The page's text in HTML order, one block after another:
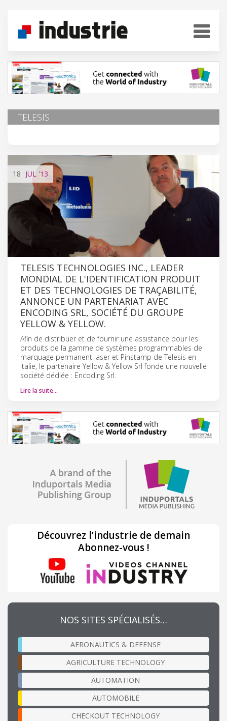
TELESIS
18 JUL '13
TELESIS TECHNOLOGIES INC., LEADER
MONDIAL DE L'IDENTIFICATION PRODUIT
ET DES TECHNOLOGIES DE TRAÇABILITÉ,
ANNONCE UN PARTENARIAT AVEC
ENCODING SRL, SOCIÉTÉ DU GROUPE
YELLOW & YELLOW.
Afin de distribuer et de fournir une assistance pour les
produits de la gamme de systèmes programmables de
marquage permanent laser et Pinstamp de Telesis en
Italie, le partenaire Yellow & Yellow Srl fonde une nouvelle
société dédiée : Encoding Srl.
Lire la suite…
Découvrez l’industrie de demain
Abonnez-vous !
NOS SITES SPÉCIALISÉS…
AERONAUTICS & DEFENSE
AGRICULTURE TECHNOLOGY
AUTOMATION
AUTOMOBILE
CHECKOUT TECHNOLOGY